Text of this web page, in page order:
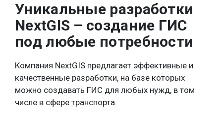
Уникальные разработки
NextGIS – создание ГИС
под любые потребности
Компания NextGIS предлагает эффективные и
качественные разработки, на базе которых
можно создавать ГИС для любых нужд, в том
числе в сфере транспорта.